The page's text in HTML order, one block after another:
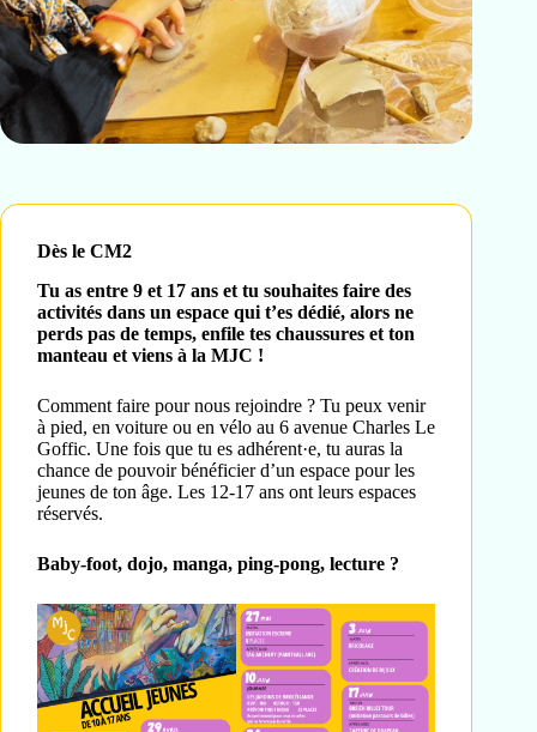
Dès le CM2
Tu as entre 9 et 17 ans et tu souhaites faire des
activités dans un espace qui t’es dédié, alors ne
perds pas de temps, enfile tes chaussures et ton
manteau et viens à la MJC !
Comment faire pour nous rejoindre ? Tu peux venir
à pied, en voiture ou en vélo au 6 avenue Charles Le
Goffic. Une fois que tu es adhérent·e, tu auras la
chance de pouvoir bénéficier d’un espace pour les
jeunes de ton âge. Les 12-17 ans ont leurs espaces
réservés.
Baby-foot, dojo, manga, ping-pong, lecture ?